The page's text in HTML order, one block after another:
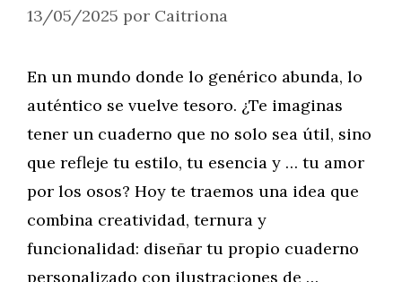
13/05/2025 por Caitriona
En un mundo donde lo genérico abunda, lo
auténtico se vuelve tesoro. ¿Te imaginas
tener un cuaderno que no solo sea útil, sino
que refleje tu estilo, tu esencia y … tu amor
por los osos? Hoy te traemos una idea que
combina creatividad, ternura y
funcionalidad: diseñar tu propio cuaderno
personalizado con ilustraciones de …